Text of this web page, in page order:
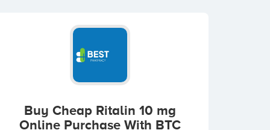
Buy Cheap Ritalin 10 mg
Online Purchase With BTC